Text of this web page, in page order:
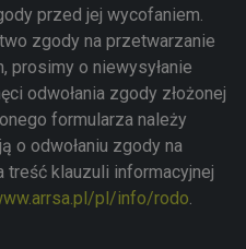
przed jej wycofaniem.
zgody na przetwarzanie
prosimy o niewysyłanie
odwołania zgody złożonej
formularza należy
o odwołaniu zgody na
treść klauzuli informacyjnej
pl/info/rodo.